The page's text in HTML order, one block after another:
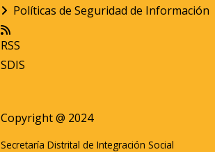
Políticas de Seguridad de Información
RSS
SDIS
Copyright @ 2024
Secretaría Distrital de Integración Social